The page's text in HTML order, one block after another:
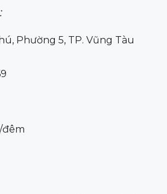
Phường 5, TP. Vũng Tàu
đêm